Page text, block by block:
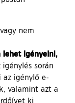
nem
lehet igényelni,
során
az igénylő e-
valamint azt a
ki